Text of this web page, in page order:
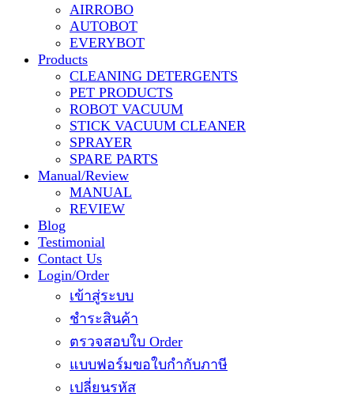
AIRROBO
AUTOBOT
EVERYBOT
Products
CLEANING DETERGENTS
PET PRODUCTS
ROBOT VACUUM
STICK VACUUM CLEANER
SPRAYER
SPARE PARTS
Manual/Review
MANUAL
REVIEW
Blog
Testimonial
Contact Us
Login/Order
เข้าสู่ระบบ
ชำระสินค้า
ตรวจสอบใบ Order
แบบฟอร์มขอใบกำกับภาษี
เปลี่ยนรหัส